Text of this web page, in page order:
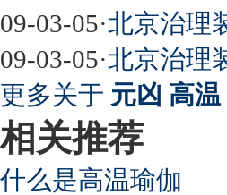
09-03-05·北京治理
09-03-05·北京治理
更多关于 元凶 高温
相关推荐
什么是高温瑜伽